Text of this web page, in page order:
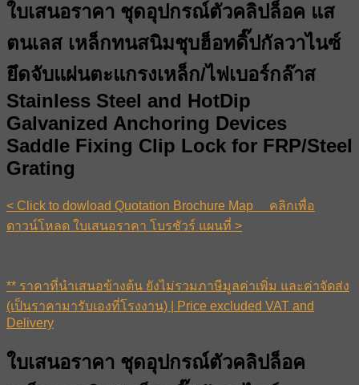
ใบเสนอราคา ชุดอุปกรณ์ตัวคลิปล็อค แส
ตนเลส เหล็กทนสนิมชุบฮ็อทดิ๊ปกัลวาไนซ์
ยึดจับแผ่นตะแกรงเหล็ก/ไฟเบอร์กล๊าส
Stainless Steel and HotDip
Galvanized Anchoring Devices
Saddle Fixing Clip Lock for FRP/Steel
Grating
< Click to dowload Quotation Brochure Map คลิกเพื่อ
ดาวน์โหลด ใบเสนอราคา โบรชัวร์ แผนที่ >
** ราคาที่นำเสนอข้างต้น ยังไม่รวมภาษีมูลค่าเพิ่ม และค่าจัดส่ง
(เป็นราคามารับเองที่โรงงาน) | Price excluded VAT and
Delivery
ใบเสนอราคา ชุดอุปกรณ์ตัวคลิปล็อค